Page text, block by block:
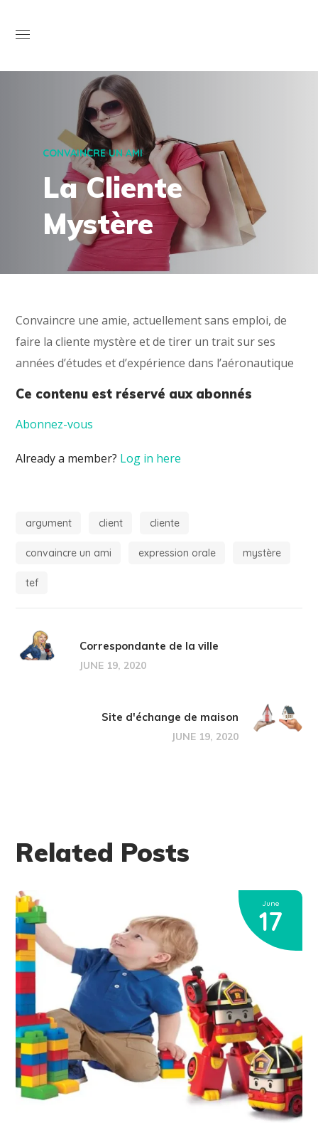
CONVAINCRE UN AMI
La Cliente
Mystère
Convaincre une amie, actuellement sans emploi, de
faire la cliente mystère et de tirer un trait sur ses
années d’études et d’expérience dans l’aéronautique
Ce contenu est réservé aux abonnés
Abonnez-vous
Already a member? Log in here
argument client cliente
convaincre un ami expression orale mystère
tef
Correspondante de la ville
JUNE 19, 2020
Site d'échange de maison
JUNE 19, 2020
Related Posts
June
17